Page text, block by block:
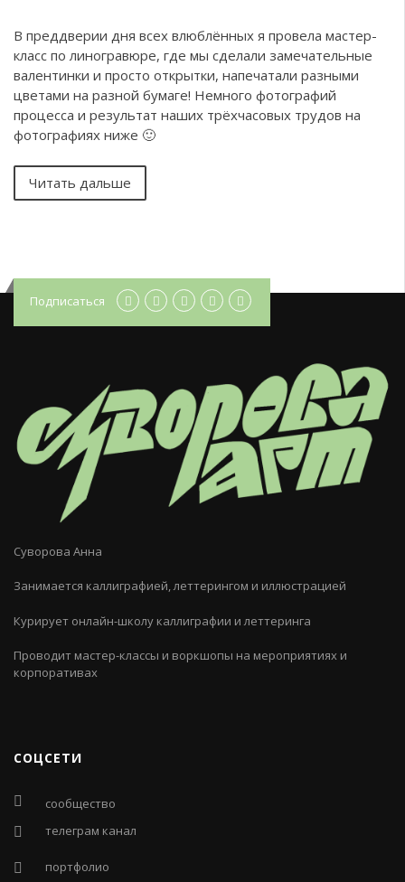
В преддверии дня всех влюблённых я провела мастер-
класс по линогравюре, где мы сделали замечательные
валентинки и просто открытки, напечатали разными
цветами на разной бумаге! Немного фотографий
процесса и результат наших трёхчасовых трудов на
фотографиях ниже 🙂
Читать дальше
Подписаться
Суворова Анна
Занимается каллиграфией, леттерингом и иллюстрацией
Курирует онлайн-школу каллиграфии и леттеринга
Проводит мастер-классы и воркшопы на мероприятиях и
корпоративах
СОЦСЕТИ
сообщество
телеграм канал
портфолио